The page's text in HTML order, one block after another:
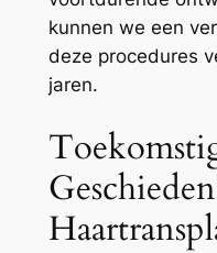
kunnen we een
deze procedures
jaren.